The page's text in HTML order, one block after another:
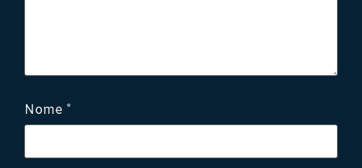
Nome *